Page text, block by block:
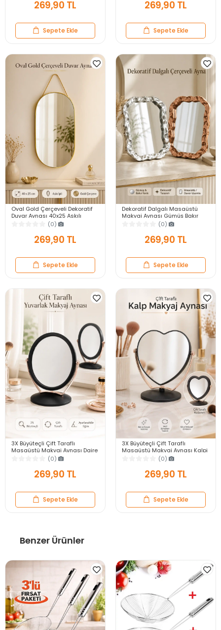
269,90 TL
Sepete Ekle
269,90 TL
Sepete Ekle
Oval Gold Çerçeveli Dekoratif
Duvar Aynası 40x25 Askılı
Modern Salon Antre Banyo
Yatak Odası Aynası
(0)
269,90 TL
Sepete Ekle
Dekoratif Dalgalı Masaüstü
Makyaj Aynası Gümüş Bakır
Çerçeveli Modern Yakın Duvar
(0)
269,90 TL
Sepete Ekle
3X Büyüteçli Çift Taraflı
Masaüstü Makyaj Aynası Daire
Siyah Rose Gold Standlı
Dekoratif Yakın Ayna
(0)
269,90 TL
Sepete Ekle
3X Büyüteçli Çift Taraflı
Masaüstü Makyaj Aynası Kalpi
Siyah Rose Gold Standlı
Dekoratif Yakın Ayna
(0)
269,90 TL
Sepete Ekle
Benzer Ürünler